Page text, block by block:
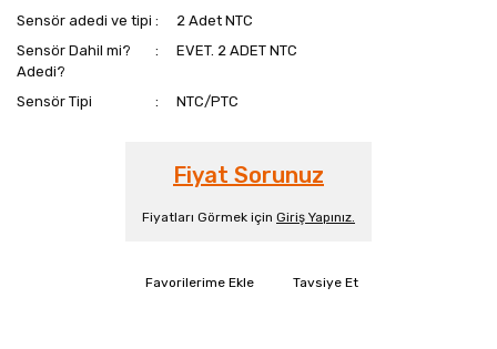
Sensör adedi ve tipi
2 Adet NTC
Sensör Dahil mi?
Adedi?
EVET. 2 ADET NTC
Sensör Tipi NTC/PTC
Fiyat Sorunuz
Fiyatları Görmek için Giriş Yapınız.
Tavsiye Et